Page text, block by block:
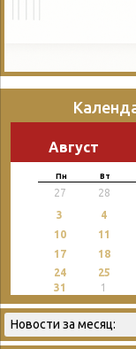
Август
Пн Вт
27 28
3 4
10
11
17
18
24 25
31
1